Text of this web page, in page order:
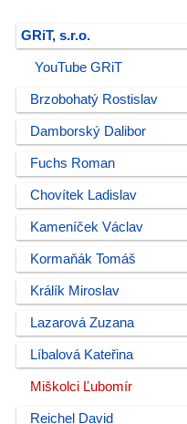
GRiT, s.r.o.
YouTube GRiT
Brzobohatý Rostislav
Damborský Dalibor
Fuchs Roman
Chovítek Ladislav
Kameníček Václav
Kormaňák Tomáš
Králík Miroslav
Lazarová Zuzana
Líbalová Kateřina
Miškolci Ľubomír
Reichel David